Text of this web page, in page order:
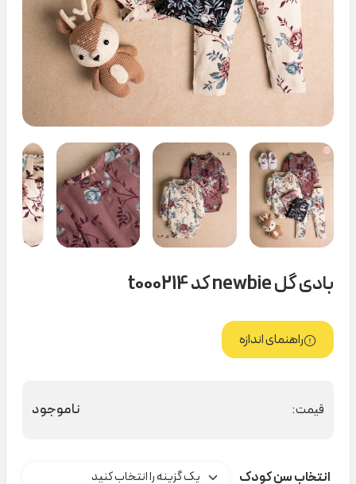
بادی گل newbie کد t000214
راهنمای اندازه
قیمت: ناموجود
انتخاب سن کودک